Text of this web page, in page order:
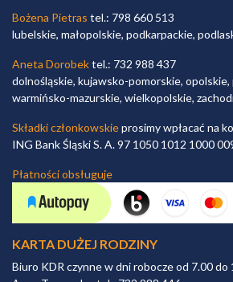
Bożena Pietras tel.: 798 660 513
lubelskie, małopolskie, podkarpackie,
Aneta Dorobektel.: 732 988 437
dolnośląskie, kujawsko-pomorskie, opolskie,
warmińsko-mazurskie, wielkopolskie,
Składki członkowskieprosimy wpłacać na
ING Bank Śląski S. A. 97 1050 1012 1000
Płatności obsługuje
KARTA DUŻEJ RODZINY
Biuro KDR czynne w dni robocze od 7.00 do